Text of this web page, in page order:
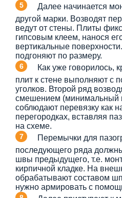
Далее начинается
другой марки. Возводят
ведут от стены. Плиты
гипсовым клеем, нанося
вертикальные
подгоняют по размеру.
Как уже говорилось,
плит к стене выполняют с
уголков. Второй ряд
смешением (минимальный
соблюдают перевязку как
перегородках, вставляя
на схеме.
Перемычки для
последующего ряда
швы предыдущего, т.е.
кирпичной кладке. На
обрабатывают составом
нужно армировать с